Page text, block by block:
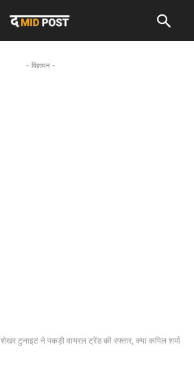
- विज्ञापन -
शेखर टुनाइट ने पकड़ी वायरल ट्रेंड की रफ्तार, क्या कपिल शर्मा